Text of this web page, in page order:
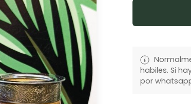
habiles. Si
por